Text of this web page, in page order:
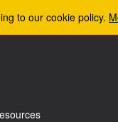
to our cookie policy.